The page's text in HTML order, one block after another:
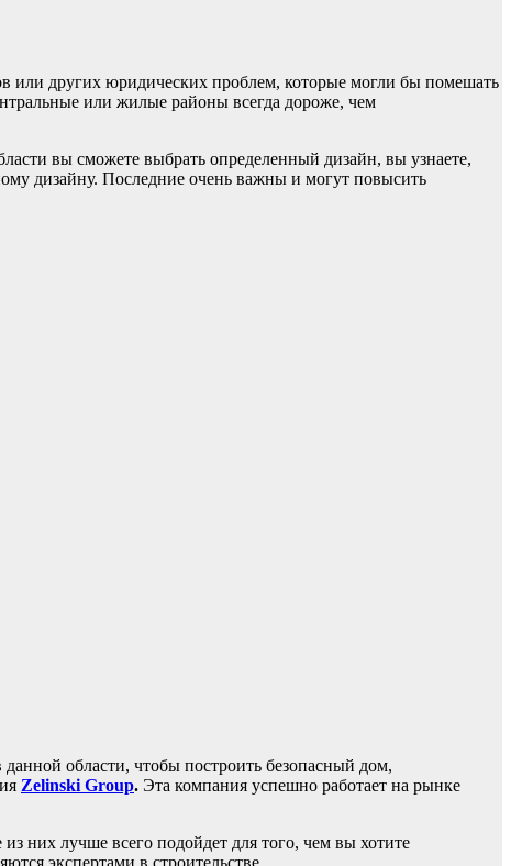
или других юридических проблем, которые могли бы помешать
или жилые районы всегда дороже, чем
вы сможете выбрать определенный дизайн, вы узнаете,
дизайну. Последние очень важны и могут повысить
области, чтобы построить безопасный дом,
Zelinski Group. Эта компания успешно работает на рынке
них лучше всего подойдет для того, чем вы хотите
экспертами в строительстве.